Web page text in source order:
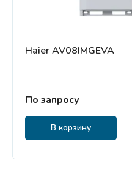
Haier AV08IMGEVA
По запросу
В корзину